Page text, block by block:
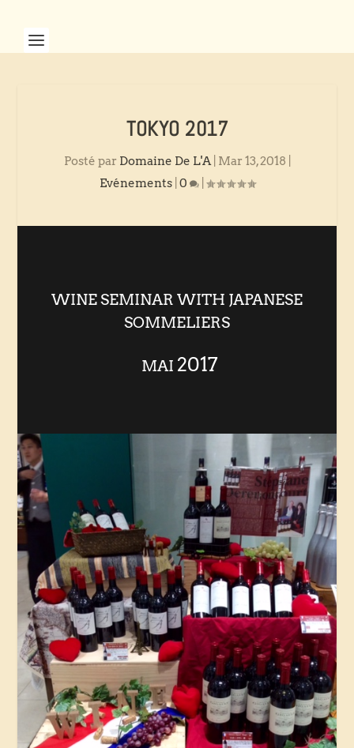
TOKYO 2017
Posté par Domaine De L'A| Mar 13, 2018
Evénements| 0 |
WINE SEMINAR WITH JAPANESE
SOMMELIERS
MAI 2017